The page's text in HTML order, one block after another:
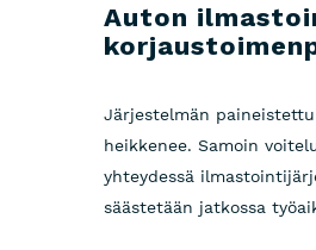
Auton
Järjestelmän
heikkenee. Samoin
yhteydessä
säästetään jatkossa